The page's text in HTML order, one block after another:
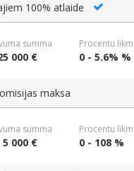
100% atlaide
summa
000 €
Procentu
0 - 5.6% %
maksa
summa
5 000 €
Procentu
0 - 108 %